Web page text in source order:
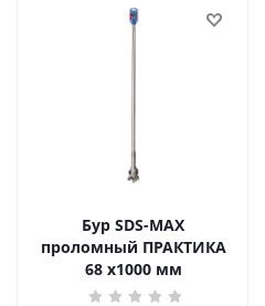
Бур SDS-MAX
проломный ПРАКТИКА
68 х1000 мм